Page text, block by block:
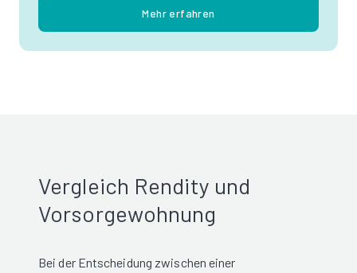
Mehr erfahren
Vergleich Rendity und
Vorsorgewohnung
Bei der Entscheidung zwischen einer